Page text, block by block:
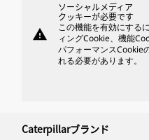
warning
ソーシャルメディア
クッキーが必要です
この機能を有効にする
ィングCookie、機能
パフォーマンスCookie
れる必要があります。
Caterpillarブランド